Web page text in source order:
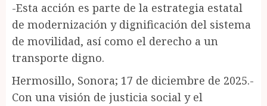
-Esta acción es parte de la estrategia estatal
de modernización y dignificación del sistema
de movilidad, así como el derecho a un
transporte digno.
Hermosillo, Sonora; 17 de diciembre de 2025.-
Con una visión de justicia social y el